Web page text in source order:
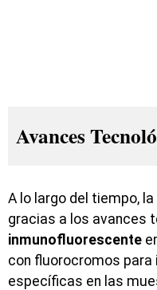
Avances
A lo largo del tiempo,
gracias a los avances
inmunofluorescente
con fluorocromos
específicas en las